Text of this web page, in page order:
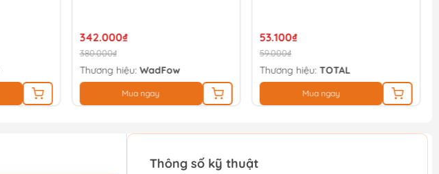
342.000₫
380.000₫
Thương hiệu:WadFow
Mua ngay
53.100₫
59.000₫
Thương hiệu: TOTAL
Mua ngay
Thông số kỹ thuật